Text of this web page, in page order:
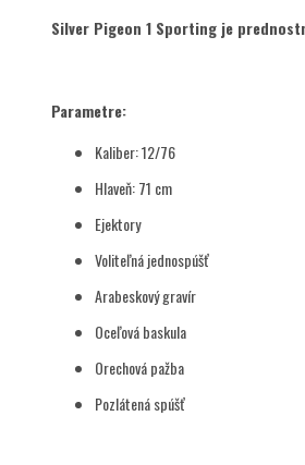
Silver Pigeon 1 Sporting je
Parametre:
Kaliber: 12/76
Hlaveň: 71 cm
Ejektory
Voliteľná jednospúšť
Arabeskový gravír
Oceľová baskula
Orechová pažba
Pozlátená spúšť